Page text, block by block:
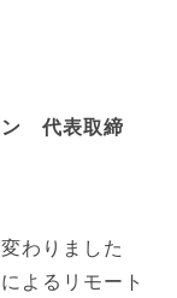
ン 代表取締
わりました
よるリモート